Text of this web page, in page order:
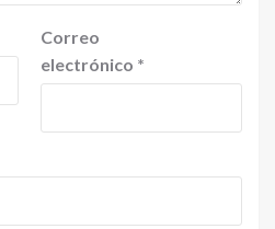
Correo
electrónico *